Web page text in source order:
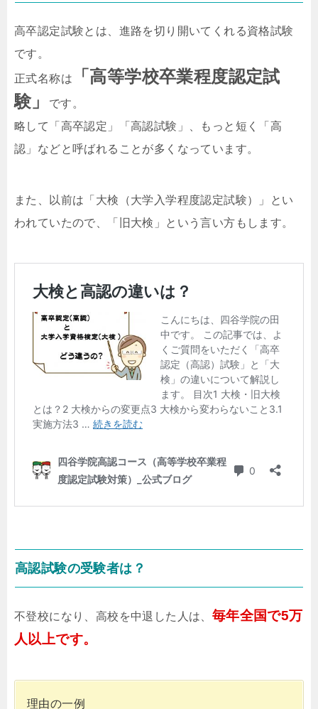
高卒認定試験とは、進路を切り開いてくれる資格試験
です。
正式名称は
「高等学校卒業程度認定試
験」
です。
略して「高卒認定」「高認試験」、もっと短く「高
認」などと呼ばれることが多くなっています。
また、以前は「大検（大学入学程度認定試験）」とい
われていたので、「旧大検」という言い方もします。
高認試験の受験者は？
不登校になり、高校を中退した人は、 毎年全国で5万
人以上です。
理由の一例